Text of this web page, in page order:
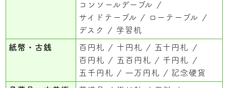
コンソールデーブル
サイドテーブル
ローテーブル
デスク
学習机
紙幣・古銭 百円札 十円札
五十円札
百円札
五百円札
千円札
五千円札
一万円札 記念硬貨